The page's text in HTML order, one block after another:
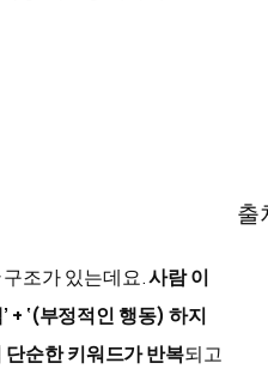
출
구조가 있는데요.사람 이
+ ‘(부정적인 행동) 하지
단순한 키워드가 반복되고